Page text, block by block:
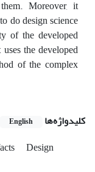
Moreover, it
do design science
of the developed
the developed
of the complex
کلیدواژه‌ها English
Design